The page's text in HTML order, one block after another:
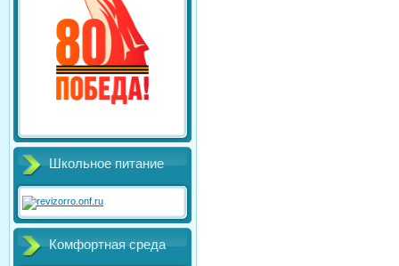
Школьное питание
Комфортная среда